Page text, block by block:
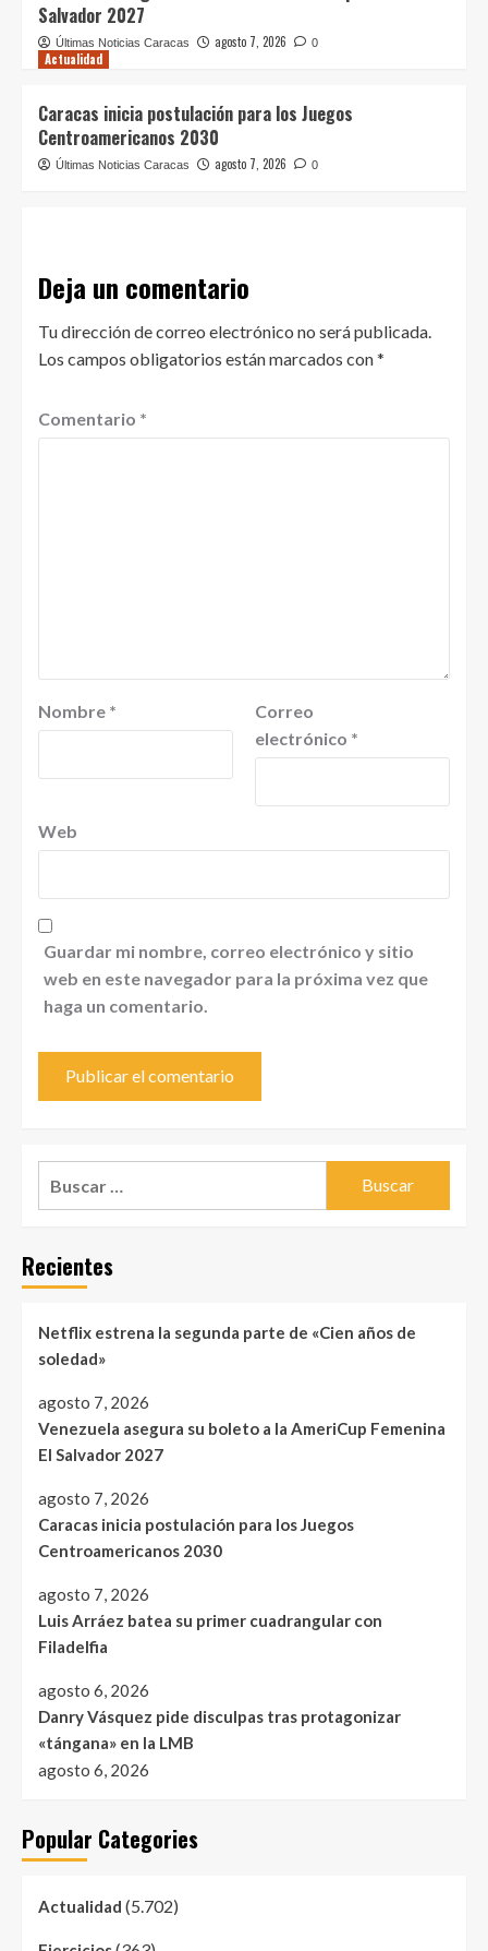
Salvador 2027
Últimas Noticias Caracas agosto 7, 2026 0
Actualidad
Caracas inicia postulación para los Juegos
Centroamericanos 2030
Últimas Noticias Caracas agosto 7, 2026 0
Deja un comentario
Tu dirección de correo electrónico no será publicada.
Los campos obligatorios están marcados con*
Comentario *
Nombre *
Correo
electrónico *
Web
Guardar mi nombre, correo electrónico y sitio
web en este navegador para la próxima vez que
haga un comentario.
Recientes
Netflix estrena la segunda parte de «Cien años de
soledad»
agosto 7, 2026
Venezuela asegura su boleto a la AmeriCup Femenina
El Salvador 2027
agosto 7, 2026
Caracas inicia postulación para los Juegos
Centroamericanos 2030
agosto 7, 2026
Luis Arráez batea su primer cuadrangular con
Filadelfia
agosto 6, 2026
Danry Vásquez pide disculpas tras protagonizar
«tángana» en la LMB
agosto 6, 2026
Popular Categories
Actualidad (5.702)